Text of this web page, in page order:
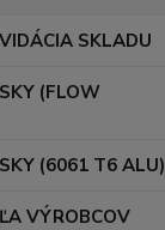
SKLADU
(FLOW
(6061 T6 ALU)
VÝROBCOV